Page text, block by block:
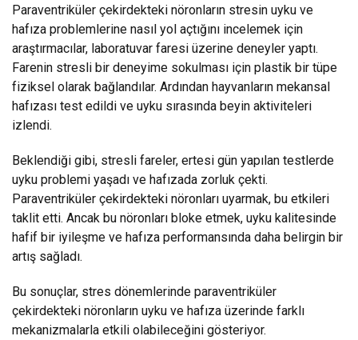
Paraventriküler çekirdekteki nöronların stresin uyku ve
hafıza problemlerine nasıl yol açtığını incelemek için
araştırmacılar, laboratuvar faresi üzerine deneyler yaptı.
Farenin stresli bir deneyime sokulması için plastik bir tüpe
fiziksel olarak bağlandılar. Ardından hayvanların mekansal
hafızası test edildi ve uyku sırasında beyin aktiviteleri
izlendi.
Beklendiği gibi, stresli fareler, ertesi gün yapılan testlerde
uyku problemi yaşadı ve hafızada zorluk çekti.
Paraventriküler çekirdekteki nöronları uyarmak, bu etkileri
taklit etti. Ancak bu nöronları bloke etmek, uyku kalitesinde
hafif bir iyileşme ve hafıza performansında daha belirgin bir
artış sağladı.
Bu sonuçlar, stres dönemlerinde paraventriküler
çekirdekteki nöronların uyku ve hafıza üzerinde farklı
mekanizmalarla etkili olabileceğini gösteriyor.